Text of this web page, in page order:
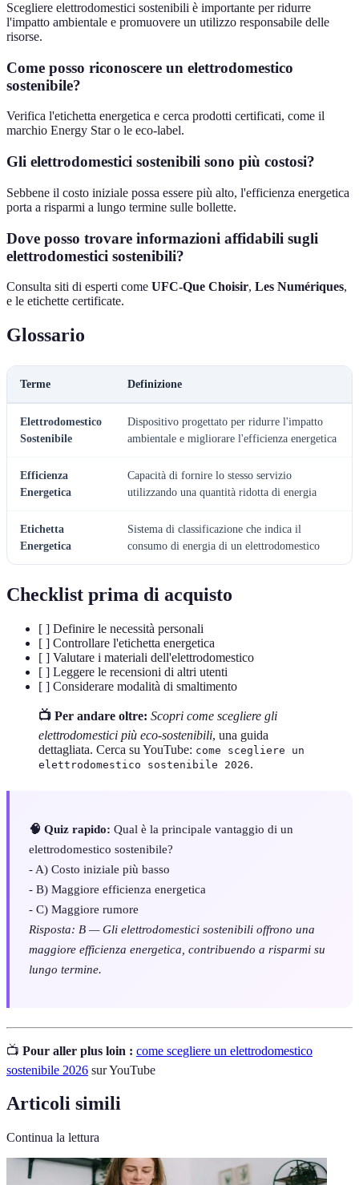
Scegliere elettrodomestici sostenibili è importante per ridurre
l'impatto ambientale e promuovere un utilizzo responsabile delle
risorse.
Come posso riconoscere un elettrodomestico
sostenibile?
Verifica l'etichetta energetica e cerca prodotti certificati, come il
marchio Energy Star o le eco-label.
Gli elettrodomestici sostenibili sono più costosi?
Sebbene il costo iniziale possa essere più alto, l'efficienza energetica
porta a risparmi a lungo termine sulle bollette.
Dove posso trovare informazioni affidabili sugli
elettrodomestici sostenibili?
Consulta siti di esperti come UFC-Que Choisir, Les Numériques,
e le etichette certificate.
Glossario
Terme Definizione
Elettrodomestico
Sostenibile
Dispositivo progettato per ridurre l'impatto
ambientale e migliorare l'efficienza energetica
Efficienza
Energetica
Capacità di fornire lo stesso servizio
utilizzando una quantità ridotta di energia
Etichetta
Energetica
Sistema di classificazione che indica il
consumo di energia di un elettrodomestico
Checklist prima di acquisto
[ ] Definire le necessità personali
[ ] Controllare l'etichetta energetica
[ ] Valutare i materiali dell'elettrodomestico
[ ] Leggere le recensioni di altri utenti
[ ] Considerare modalità di smaltimento
📺 Per andare oltre: Scopri come scegliere gli
elettrodomestici più eco-sostenibili, una guida
dettagliata. Cerca su YouTube: come scegliere un
elettrodomestico sostenibile 2026.
🧠 Quiz rapido: Qual è la principale vantaggio di un
elettrodomestico sostenibile?
- A) Costo iniziale più basso
- B) Maggiore efficienza energetica
- C) Maggiore rumore
Risposta: B — Gli elettrodomestici sostenibili offrono una
maggiore efficienza energetica, contribuendo a risparmi su
lungo termine.
📺 Pour aller plus loin : come scegliere un elettrodomestico
sostenibile 2026 sur YouTube
Articoli simili
Continua la lettura